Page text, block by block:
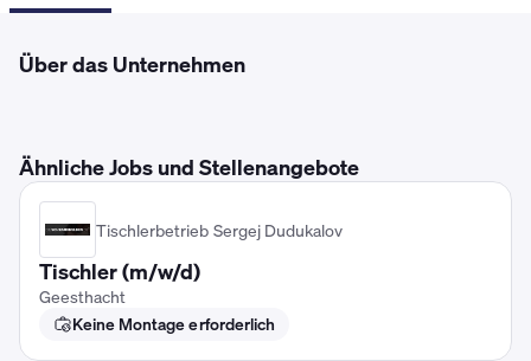
Über das Unternehmen
Ähnliche Jobs und Stellenangebote
Tischlerbetrieb Sergej Dudukalov
Tischler (m/w/d)
Geesthacht
Keine Montage erforderlich